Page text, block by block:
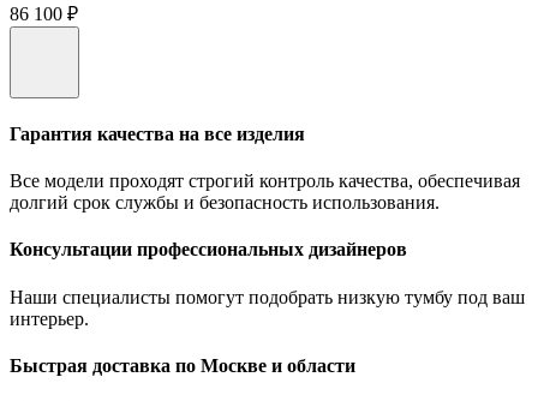
86 100 ₽
Гарантия качества на все изделия
Все модели проходят строгий контроль качества, обеспечивая
долгий срок службы и безопасность использования.
Консультации профессиональных дизайнеров
Наши специалисты помогут подобрать низкую тумбу под ваш
интерьер.
Быстрая доставка по Москве и области